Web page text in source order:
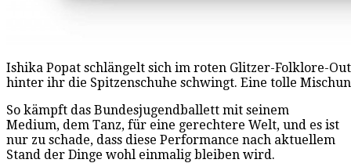
Ishika Popat schlängelt sich im roten Glitzer-Folklore-
hinter ihr die Spitzenschuhe schwingt. Eine tolle
So kämpft das Bundesjugendballett mit seinem
Medium, dem Tanz, für eine gerechtere Welt, und es ist
nur zu schade, dass diese Performance nach aktuellem
Stand der Dinge wohl einmalig bleiben wird.